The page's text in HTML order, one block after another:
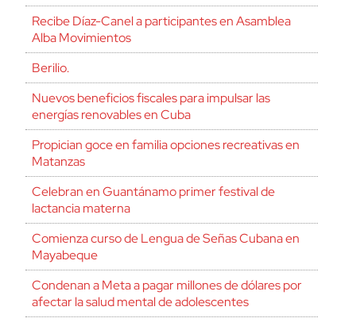
Recibe Díaz-Canel a participantes en Asamblea
Alba Movimientos
Berilio.
Nuevos beneficios fiscales para impulsar las
energías renovables en Cuba
Propician goce en familia opciones recreativas en
Matanzas
Celebran en Guantánamo primer festival de
lactancia materna
Comienza curso de Lengua de Señas Cubana en
Mayabeque
Condenan a Meta a pagar millones de dólares por
afectar la salud mental de adolescentes